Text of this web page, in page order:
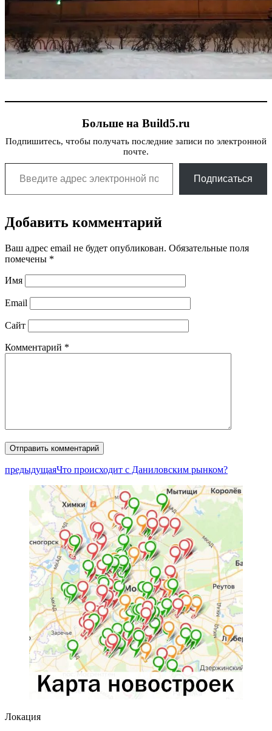
Больше на Build5.ru
Подпишитесь, чтобы получать последние записи по электронной
почте.
Введите адрес электронной почты…
Подписаться
Добавить комментарий
Ваш адрес email не будет опубликован. Обязательные поля
помечены *
Имя
Email
Сайт
Комментарий *
предыдущаяЧто происходит с Даниловским рынком?
Локация